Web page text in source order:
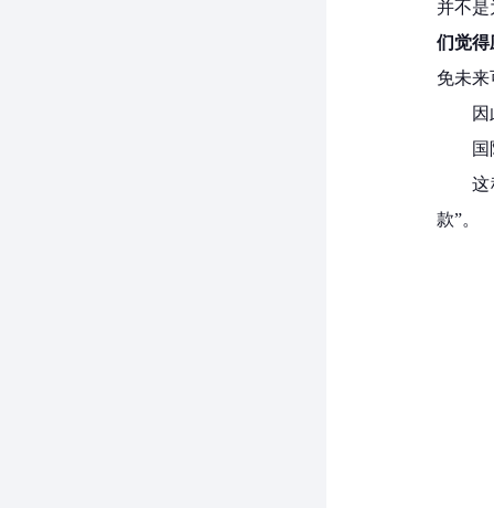
并不
们觉
免未
这
款”。